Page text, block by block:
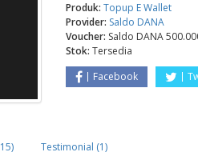
Produk: Topup E Wallet
Provider: Saldo DANA
Voucher: Saldo DANA
Stok: Tersedia
Facebook
Testimonial (1)